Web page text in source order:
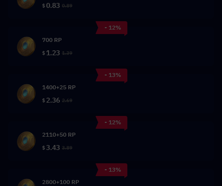
$0.83 0.89
- 12%
700 RP
$ 1.23 1.39
- 13%
1400+25 RP
$ 2.36 2.69
- 12%
2110+50 RP
$3.43 3.89
- 13%
2800+100 RP